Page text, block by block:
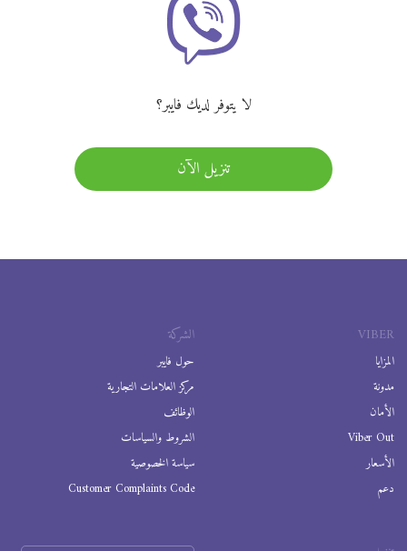
لا يتوفر لديك فايبر؟
تنزيل الآن
VIBER
المزايا
مدونة
الأمان
Viber Out
الأسعار
دعم
الشركة
حول فايبر
مركز العلامات التجارية
الوظائف
الشروط والسياسات
سياسة الخصوصية
Customer Complaints Code